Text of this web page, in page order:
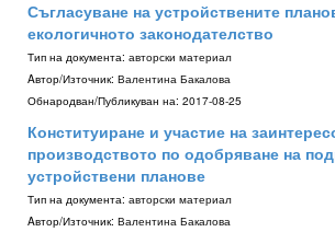
Съгласуване на устройствените
екологичното законодателство
Тип на документа: авторски материал
Aвтор/Източник: Валентина Бакалова
Обнародван/Публикуван на: 2017-08-25
Конституиране и участие на
производството по одобряване на
устройствени планове
Тип на документа: авторски материал
Aвтор/Източник: Валентина Бакалова